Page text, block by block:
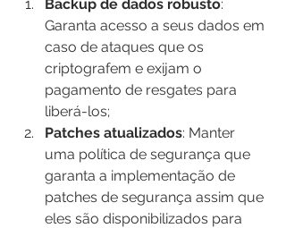
Backup de dados robusto:
Garanta acesso a seus dados em
caso de ataques que os
criptografem e exijam o
pagamento de resgates para
liberá-los;
Patches atualizados: Manter
uma política de segurança que
garanta a implementação de
patches de segurança assim que
eles são disponibilizados para